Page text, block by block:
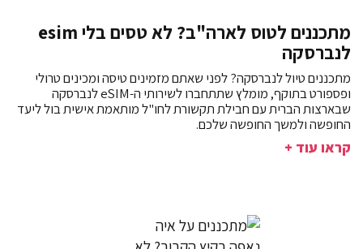
מתכננים לטוס לארה"ב? לא טסים בלי esim
לנברסקה
מתכננים טיול לנברסקה? לפני שאתם מזמינים טיסה ומכינים טרולי
ופספורט בתוקף, מומלץ שתתחברו לשירותי ה-eSIM לנברסקה
שבארצות הברית עם חבילת תקשורת לחו"ל מותאמת אישית בול ליעד
החופשה ולמשך החופשה שלכם.
קראו עוד +